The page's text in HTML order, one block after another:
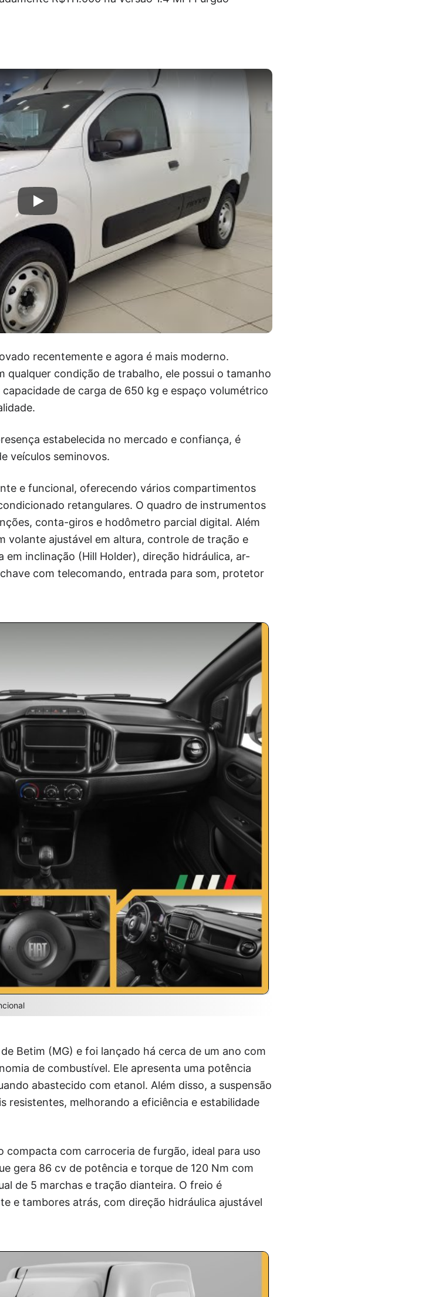
recentemente e agora é mais moderno.
qualquer condição de trabalho, ele possui o tamanho
de carga de 650 kg e espaço volumétrico
estabelecida no mercado e confiança, é
veículos seminovos.
e funcional, oferecendo vários compartimentos
retangulares. O quadro de instrumentos
conta-giros e hodômetro parcial digital. Além
volante ajustável em altura, controle de tração e
em inclinação (Hill Holder), direção hidráulica, ar-
com telecomando, entrada para som, protetor
Betim (MG) e foi lançado há cerca de um ano com
de combustível. Ele apresenta uma potência
abastecido com etanol. Além disso, a suspensão
resistentes, melhorando a eficiência e estabilidade
compacta com carroceria de furgão, ideal para uso
gera 86 cv de potência e torque de 120 Nm com
de 5 marchas e tração dianteira. O freio é
e tambores atrás, com direção hidráulica ajustável